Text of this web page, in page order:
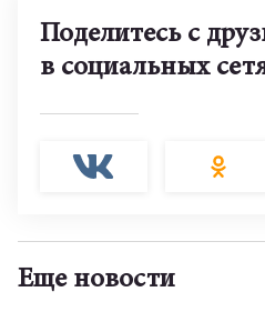
Поделитесь с
в социальных
Еще новости